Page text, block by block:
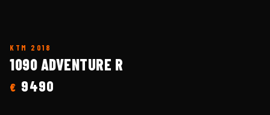
KTM 2018
1090 ADVENTURE R
€ 9490